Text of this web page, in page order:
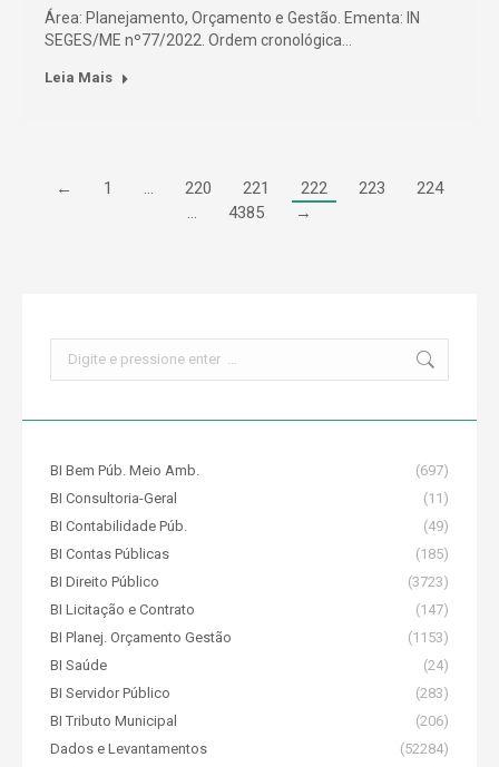
Área: Planejamento, Orçamento e Gestão. Ementa: IN
SEGES/ME nº77/2022. Ordem cronológica…
Leia Mais
← 1 … 220 221 222 223
224
…
4385 →
BI Bem Púb. Meio Amb.
(697)
BI Consultoria-Geral
(11)
BI Contabilidade Púb.
(49)
BI Contas Públicas
(185)
BI Direito Público
(3723)
BI Licitação e Contrato
(147)
BI Planej. Orçamento Gestão
(1153)
BI Saúde
(24)
BI Servidor Público
(283)
BI Tributo Municipal
(206)
Dados e Levantamentos
(52284)